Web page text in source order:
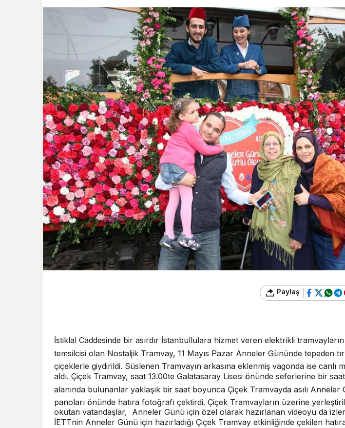
Paylaş
İstiklal Caddesinde bir asırdır İstanbullulara hizmet veren elektrikli
temsilcisi olan Nostaljik Tramvay, 11 Mayıs Pazar Anneler Gününde tepeden
çiçeklerle giydirildi. Süslenen Tramvayın arkasına eklenmiş vagonda ise canlı
aldı. Çiçek Tramvay, saat 13.00te Galatasaray Lisesi önünde seferlerine bir
alanında bulunanlar yaklaşık bir saat boyunca Çiçek Tramvayda asılı Anneler
panoları önünde hatıra fotoğrafı çektirdi. Çiçek Tramvayların üzerine
okutan vatandaşlar, Anneler Günü için özel olarak hazırlanan videoyu da
İETTnin Anneler Günü için hazırladığı Çiçek Tramvay etkinliğinde çekilen